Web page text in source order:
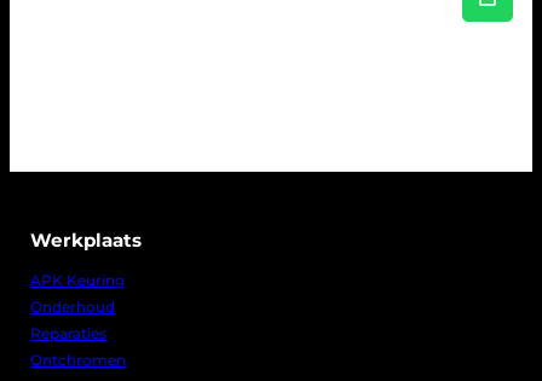
Werkplaats
APK Keuring
Onderhoud
Reparaties
Ontchromen